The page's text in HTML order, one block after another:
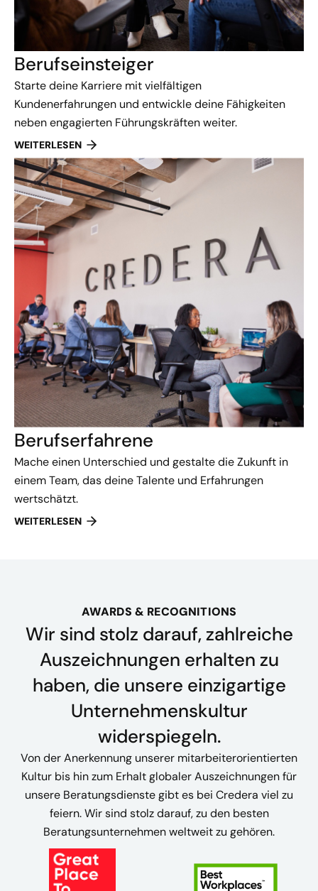
Berufseinsteiger
Starte deine Karriere mit vielfältigen
Kundenerfahrungen und entwickle deine Fähigkeiten
neben engagierten Führungskräften weiter.
WEITERLESEN
Berufserfahrene
Mache einen Unterschied und gestalte die Zukunft in
einem Team, das deine Talente und Erfahrungen
wertschätzt.
WEITERLESEN
AWARDS & RECOGNITIONS
Wir sind stolz darauf, zahlreiche
Auszeichnungen erhalten zu
haben, die unsere einzigartige
Unternehmenskultur
widerspiegeln.
Von der Anerkennung unserer mitarbeiterorientierten
Kultur bis hin zum Erhalt globaler Auszeichnungen für
unsere Beratungsdienste gibt es bei Credera viel zu
feiern. Wir sind stolz darauf, zu den besten
Beratungsunternehmen weltweit zu gehören.